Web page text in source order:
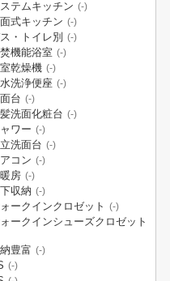
テムキッチン (-)
式キッチン (-)
・トイレ別 (-)
機能浴室 (-)
乾燥機 (-)
洗浄便座 (-)
台 (-)
洗面化粧台 (-)
ワー (-)
洗面台 (-)
コン (-)
房 (-)
収納 (-)
ークインクロゼット (-)
ークインシューズクロゼット
豊富 (-)
(-)